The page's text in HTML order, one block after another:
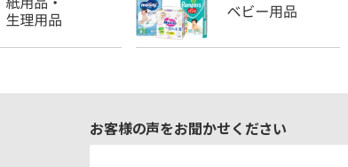
お客様の声をお聞かせください